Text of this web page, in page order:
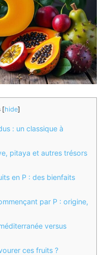
[hide]
: un classique à
pitaya et autres trésors
en P : des bienfaits
par P : origine,
versus
ces fruits ?